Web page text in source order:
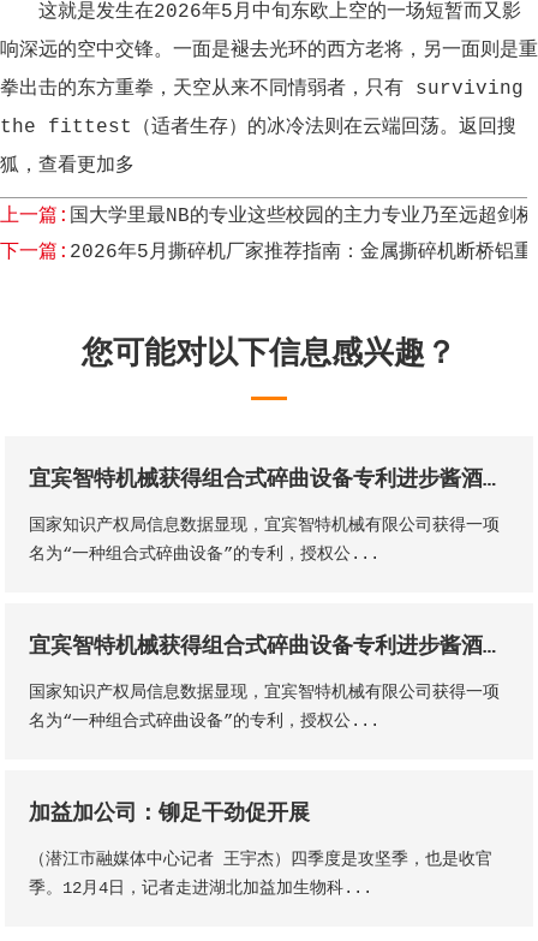
这就是发生在2026年5月中旬东欧上空的一场短暂而又影
响深远的空中交锋。一面是褪去光环的西方老将，另一面则是重
拳出击的东方重拳，天空从来不同情弱者，只有 surviving
the fittest（适者生存）的冰冷法则在云端回荡。返回搜
狐，查看更加多
上一篇: 国大学里最NB的专业这些校园的主力专业乃至远超剑
下一篇: 2026年5月撕碎机厂家推荐指南：金属撕碎机断桥铝
您可能对以下信息感兴趣？
宜宾智特机械获得组合式碎曲设备专利进步酱酒出产的质量和出产功率
国家知识产权局信息数据显现，宜宾智特机械有限公司获得一项
名为“一种组合式碎曲设备”的专利，授权公...
宜宾智特机械获得组合式碎曲设备专利进步酱酒出产的质量和出产功率
国家知识产权局信息数据显现，宜宾智特机械有限公司获得一项
名为“一种组合式碎曲设备”的专利，授权公...
加益加公司：铆足干劲促开展
（潜江市融媒体中心记者 王宇杰）四季度是攻坚季，也是收官
季。12月4日，记者走进湖北加益加生物科...